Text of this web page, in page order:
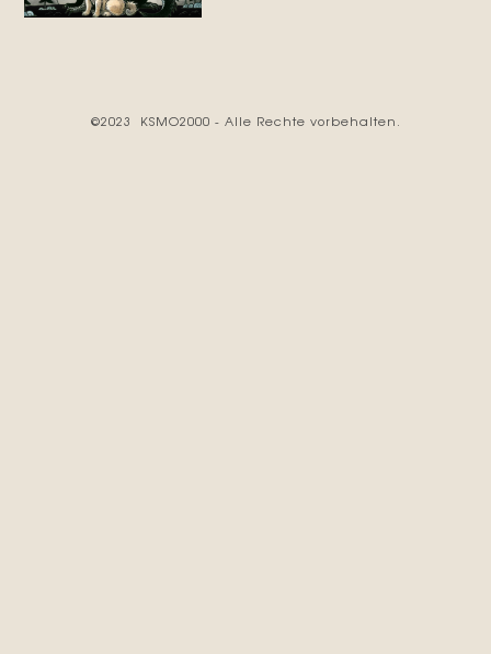
©2023 KSMO2000 - Alle Rechte vorbehalten.